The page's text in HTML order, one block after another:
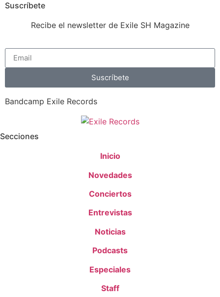
Suscríbete
Recibe el newsletter de Exile SH Magazine
Suscríbete
Bandcamp Exile Records
Secciones
Inicio
Novedades
Conciertos
Entrevistas
Noticias
Podcasts
Especiales
Staff